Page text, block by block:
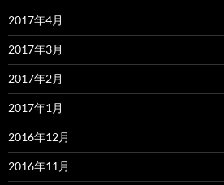
2017年4月
2017年3月
2017年2月
2017年1月
2016年12月
2016年11月